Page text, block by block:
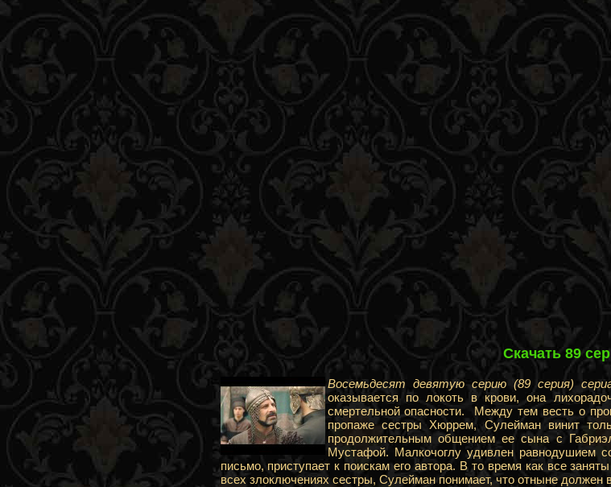
Скачать 89
Восемьдесят девятую серию (89 серия)
оказывается по локоть в крови, она
смертельной опасности. Между тем весть о
пропаже сестры Хюррем, Сулейман винит
продолжительным общением ее сына с
Мустафой. Малкочоглу удивлен равнодушием
письмо, приступает к поискам его автора. В то время как все
всех злоключениях сестры, Сулейман понимает, что отныне